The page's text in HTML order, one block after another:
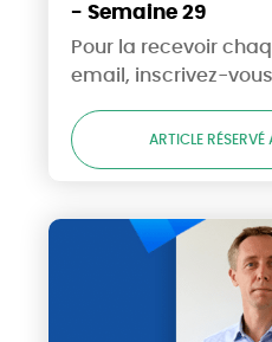
- Semaine 29
Pour la recevoir
email, inscrivez-
ARTICLE